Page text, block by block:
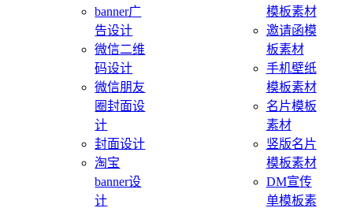
banner广
告设计
微信二维
码设计
微信朋友
圈封面设
计
封面设计
淘宝
banner设
计
模板素材
邀请函模
板素材
手机壁纸
模板素材
名片模板
素材
竖版名片
模板素材
DM宣传
单模板素